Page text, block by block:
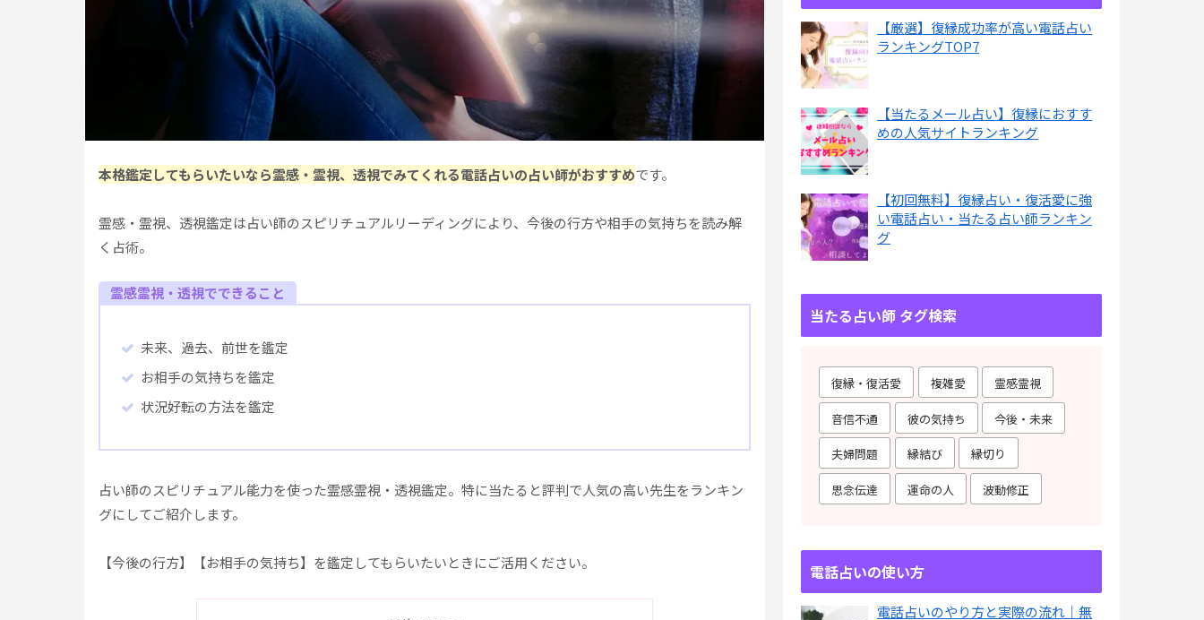
本格鑑定してもらいたいなら霊感・霊視、透視でみてくれる電話占いの占い師がおすすめです。
霊感・霊視、透視鑑定は占い師のスピリチュアルリーディングにより、今後の行方や相手の気持ちを読み解
く占術。
霊感霊視・透視でできること
未来、過去、前世を鑑定
お相手の気持ちを鑑定
状況好転の方法を鑑定
占い師のスピリチュアル能力を使った霊感霊視・透視鑑定。特に当たると評判で人気の高い先生をランキン
グにしてご紹介します。
【今後の行方】【お相手の気持ち】を鑑定してもらいたいときにご活用ください。
【厳選】復縁成功率が高い電話占い
ランキングTOP7
【当たるメール占い】復縁におすす
めの人気サイトランキング
【初回無料】復縁占い・復活愛に強
い電話占い・当たる占い師ランキン
グ
当たる占い師 タグ検索
復縁・復活愛 複雑愛 霊感霊視
音信不通 彼の気持ち 今後・未来
夫婦問題 縁結び 縁切り
思念伝達 運命の人 波動修正
電話占いの使い方
電話占いのやり方と実際の流れ｜無